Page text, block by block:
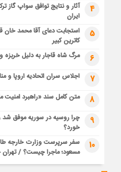
4
آثار و نتایج توافق سواپ گاز
ایران
5
استجابت دعای آقا محمد خان
کاترین کبیر
6 مرگ شاه قاجار به دلیل
7 اجلاس سران اتحادیه اروپا و
8 متن کامل سند «راهبرد امنیت
9
چرا روسیه در سوریه موفق شد
خورد؟
10
سفر سرپرست وزارت خارجه
مسعود؛ ماجرا چیست؟ /